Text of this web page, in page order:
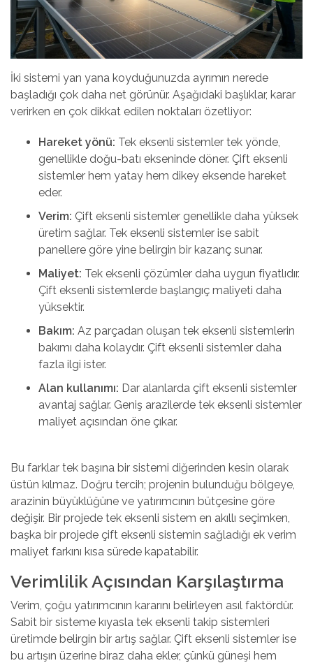
İki sistemi yan yana koyduğunuzda ayrımın nerede
başladığı çok daha net görünür. Aşağıdaki başlıklar, karar
verirken en çok dikkat edilen noktaları özetliyor:
Hareket yönü: Tek eksenli sistemler tek yönde,
genellikle doğu-batı ekseninde döner. Çift eksenli
sistemler hem yatay hem dikey eksende hareket
eder.
Verim: Çift eksenli sistemler genellikle daha yüksek
üretim sağlar. Tek eksenli sistemler ise sabit
panellere göre yine belirgin bir kazanç sunar.
Maliyet: Tek eksenli çözümler daha uygun fiyatlıdır.
Çift eksenli sistemlerde başlangıç maliyeti daha
yüksektir.
Bakım: Az parçadan oluşan tek eksenli sistemlerin
bakımı daha kolaydır. Çift eksenli sistemler daha
fazla ilgi ister.
Alan kullanımı: Dar alanlarda çift eksenli sistemler
avantaj sağlar. Geniş arazilerde tek eksenli sistemler
maliyet açısından öne çıkar.
Bu farklar tek başına bir sistemi diğerinden kesin olarak
üstün kılmaz. Doğru tercih; projenin bulunduğu bölgeye,
arazinin büyüklüğüne ve yatırımcının bütçesine göre
değişir. Bir projede tek eksenli sistem en akıllı seçimken,
başka bir projede çift eksenli sistemin sağladığı ek verim
maliyet farkını kısa sürede kapatabilir.
Verimlilik Açısından Karşılaştırma
Verim, çoğu yatırımcının kararını belirleyen asıl faktördür.
Sabit bir sisteme kıyasla tek eksenli takip sistemleri
üretimde belirgin bir artış sağlar. Çift eksenli sistemler ise
bu artışın üzerine biraz daha ekler, çünkü güneşi hem